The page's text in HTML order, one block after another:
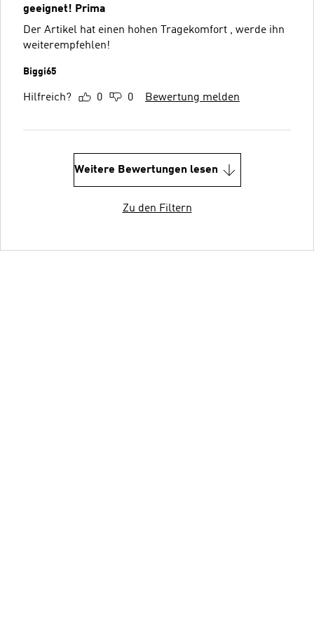
geeignet! Prima
Der Artikel hat einen hohen Tragekomfort , werde ihn
weiterempfehlen!
Biggi65
Hilfreich? 0 0 Bewertung melden
Weitere Bewertungen lesen
Zu den Filtern